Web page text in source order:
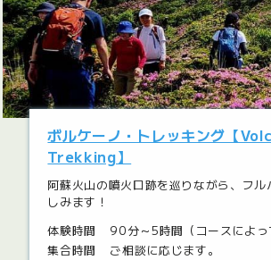
ボルケーノ・トレッキング【
Trekking】
阿蘇火山の噴火口跡を巡りながら、フ
しみます！
体験時間
90分～5時間（コースによっ
集合時間
ご相談に応じます。